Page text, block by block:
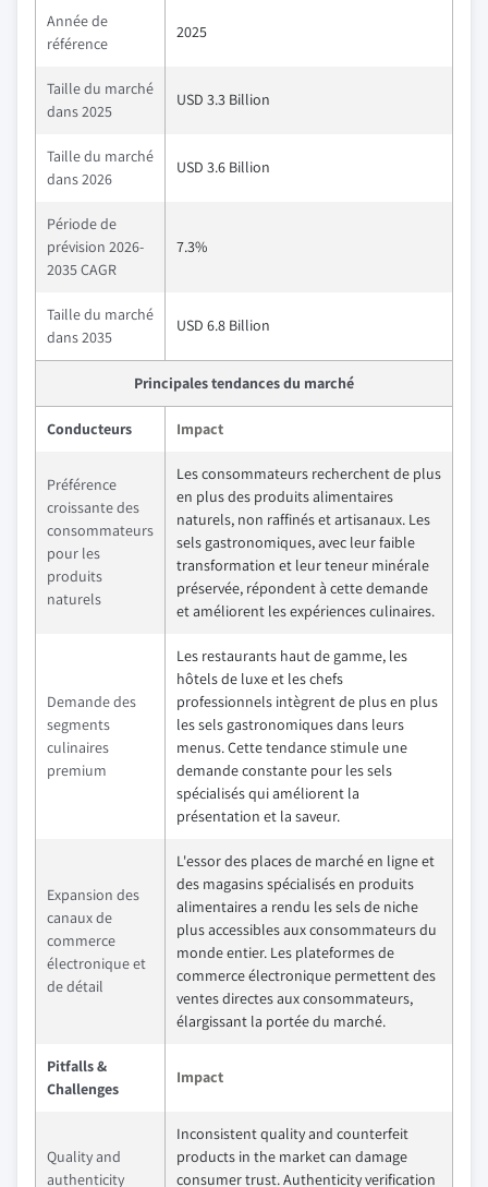
Année de
référence
2025
Taille du marché
dans 2025
USD 3.3 Billion
Taille du marché
dans 2026
USD 3.6 Billion
Période de
prévision 2026-
2035 CAGR
7.3%
Taille du marché
dans 2035
USD 6.8 Billion
Principales tendances du marché
Conducteurs Impact
Préférence
croissante des
consommateurs
pour les
produits
naturels
Les consommateurs recherchent de plus
en plus des produits alimentaires
naturels, non raffinés et artisanaux. Les
sels gastronomiques, avec leur faible
transformation et leur teneur minérale
préservée, répondent à cette demande
et améliorent les expériences culinaires.
Demande des
segments
culinaires
premium
Les restaurants haut de gamme, les
hôtels de luxe et les chefs
professionnels intègrent de plus en plus
les sels gastronomiques dans leurs
menus. Cette tendance stimule une
demande constante pour les sels
spécialisés qui améliorent la
présentation et la saveur.
Expansion des
canaux de
commerce
électronique et
de détail
L'essor des places de marché en ligne et
des magasins spécialisés en produits
alimentaires a rendu les sels de niche
plus accessibles aux consommateurs du
monde entier. Les plateformes de
commerce électronique permettent des
ventes directes aux consommateurs,
élargissant la portée du marché.
Pitfalls &
Challenges
Impact
Quality and
authenticity
Inconsistent quality and counterfeit
products in the market can damage
consumer trust. Authenticity verification